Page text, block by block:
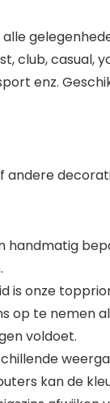
club, casual,
enz.
andere
handmatig
is onze
op te nemen
voldoet.
kan de